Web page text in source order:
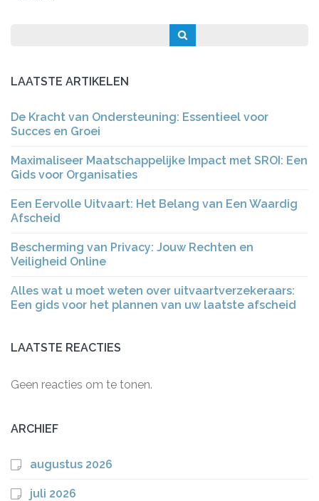
LAATSTE ARTIKELEN
De Kracht van Ondersteuning: Essentieel voor
Succes en Groei
Maximaliseer Maatschappelijke Impact met SROI: Een
Gids voor Organisaties
Een Eervolle Uitvaart: Het Belang van Een Waardig
Afscheid
Bescherming van Privacy: Jouw Rechten en
Veiligheid Online
Alles wat u moet weten over uitvaartverzekeraars:
Een gids voor het plannen van uw laatste afscheid
LAATSTE REACTIES
Geen reacties om te tonen.
ARCHIEF
augustus 2026
juli 2026